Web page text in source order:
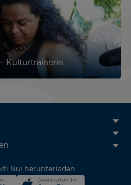
Kulturtrainerin
Nui herunterladen